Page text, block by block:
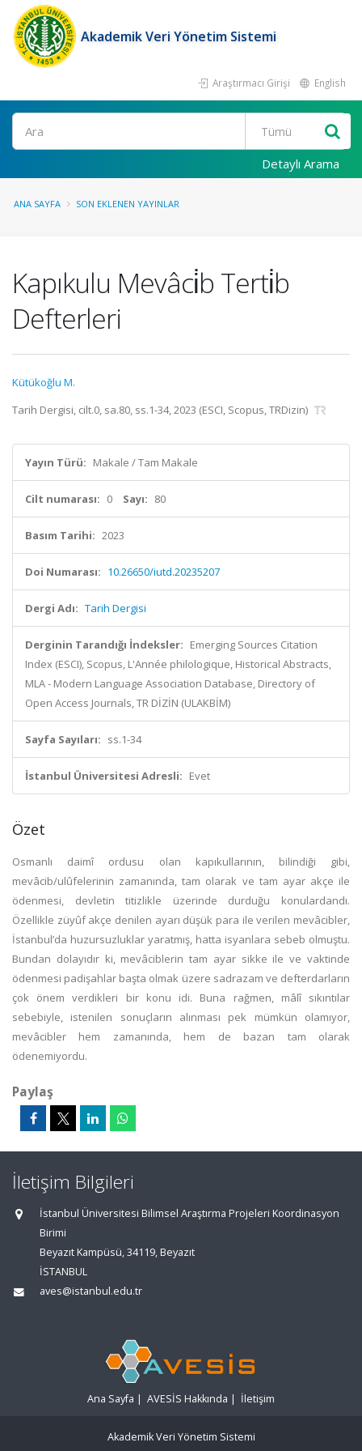
Akademik Veri Yönetim Sistemi
Araştırmacı Girişi English
Ara
Detaylı Arama
ANA SAYFA SON EKLENEN YAYINLAR
Kapıkulu Mevâci̇b Terti̇b
Defterleri
Kütükoğlu M.
Tarih Dergisi, cilt.0, sa.80, ss.1-34, 2023 (ESCI, Scopus, TRDizin)
Yayın Türü: Makale / Tam Makale
Cilt numarası: 0 Sayı: 80
Basım Tarihi: 2023
Doi Numarası: 10.26650/iutd.20235207
Dergi Adı: Tarih Dergisi
Derginin Tarandığı İndeksler: Emerging Sources Citation
Index (ESCI), Scopus, L'Année philologique, Historical Abstracts,
MLA - Modern Language Association Database, Directory of
Open Access Journals, TR DİZİN (ULAKBİM)
Sayfa Sayıları: ss.1-34
İstanbul Üniversitesi Adresli: Evet
Özet
Osmanlı daimî ordusu olan kapıkullarının, bilindiği gibi,
mevâcib/ulûfelerinin zamanında, tam olarak ve tam ayar akçe ile
ödenmesi, devletin titizlikle üzerinde durduğu konulardandı.
Özellikle züyûf akçe denilen ayarı düşük para ile verilen mevâcibler,
İstanbul’da huzursuzluklar yaratmış, hatta isyanlara sebeb olmuştu.
Bundan dolayıdır ki, mevâciblerin tam ayar sikke ile ve vaktinde
ödenmesi padişahlar başta olmak üzere sadrazam ve defterdarların
çok önem verdikleri bir konu idi. Buna rağmen, mâlî sıkıntılar
sebebiyle, istenilen sonuçların alınması pek mümkün olamıyor,
mevâcibler hem zamanında, hem de bazan tam olarak
ödenemiyordu.
Paylaş
İletişim Bilgileri
İstanbul Üniversitesi Bilimsel Araştırma Projeleri Koordinasyon
Birimi
Beyazıt Kampüsü, 34119, Beyazıt
İSTANBUL
aves@istanbul.edu.tr
Ana Sayfa | AVESİS Hakkında | İletişim
Akademik Veri Yönetim Sistemi